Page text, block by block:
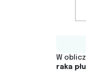
W
raka